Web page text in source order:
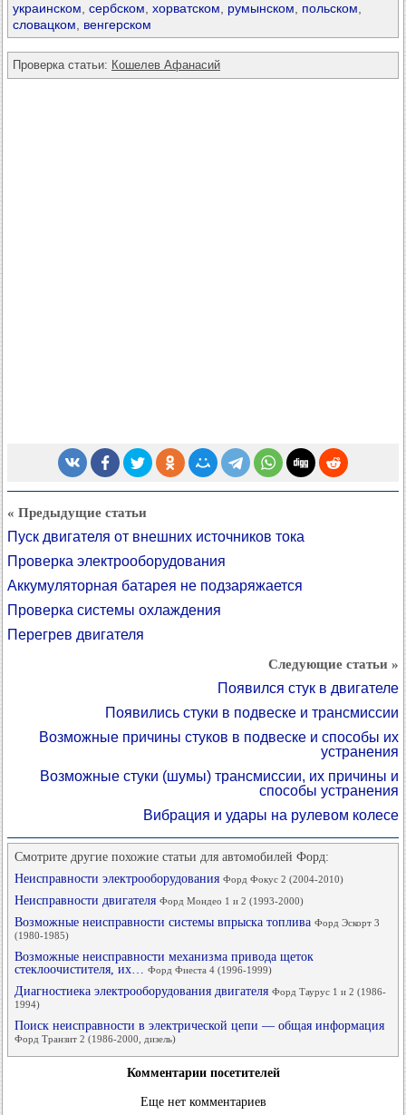
украинском сербском хорватском румынском польском
словацком
венгерском
Проверка статьи: Кошелев Афанасий
« Предыдущие статьи
Пуск двигателя от внешних источников тока
Проверка электрооборудования
Аккумуляторная батарея не подзаряжается
Проверка системы охлаждения
Перегрев двигателя
Следующие статьи »
Появился стук в двигателе
Появились стуки в подвеске и трансмиссии
Возможные причины стуков в подвеске и способы их
устранения
Возможные стуки (шумы) трансмиссии, их причины и
способы устранения
Вибрация и удары на рулевом колесе
Смотрите другие похожие статьи для автомобилей Форд:
Неисправности электрооборудования Форд Фокус 2 (2004-2010)
Неисправности двигателя Форд Мондео 1 и 2 (1993-2000)
Возможные неисправности системы впрыска топлива Форд Эскорт 3
(1980-1985)
Возможные неисправности механизма привода щеток
стеклоочистителя, их… Форд Фиеста 4 (1996-1999)
Диагностиека электрооборудования двигателя Форд Таурус 1 и 2 (1986-
1994)
Поиск неисправности в электрической цепи — общая информация
Форд Транзит 2 (1986-2000, дизель)
Комментарии посетителей
Еще нет комментариев